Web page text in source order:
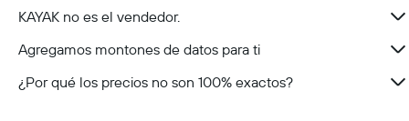
KAYAK no es el vendedor.
Agregamos montones de datos para ti
¿Por qué los precios no son 100% exactos?